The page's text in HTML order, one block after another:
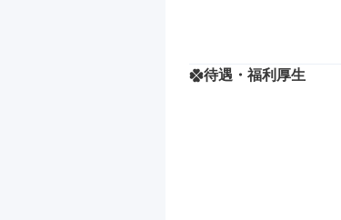
待遇・福利厚生